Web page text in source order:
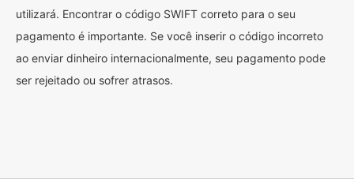
utilizará. Encontrar o código SWIFT correto para o seu
pagamento é importante. Se você inserir o código incorreto
ao enviar dinheiro internacionalmente, seu pagamento pode
ser rejeitado ou sofrer atrasos.